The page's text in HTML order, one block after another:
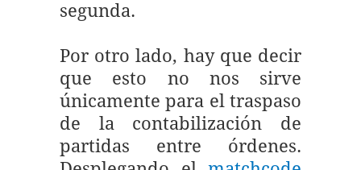
segunda.
Por otro lado, hay que decir
que esto no nos sirve
únicamente para el traspaso
de la contabilización de
partidas entre órdenes.